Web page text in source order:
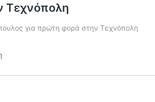
Τεχνόπολη
για πρώτη φορά στην Τεχνόπολη